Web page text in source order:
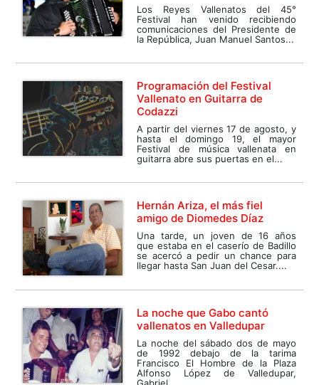
Los Reyes Vallenatos del 45°
Festival han venido recibiendo
comunicaciones del Presidente de
la República, Juan Manuel Santos...
Programación del Festival
Vallenato en Guitarra de
Codazzi
A partir del viernes 17 de agosto, y
hasta el domingo 19, el mayor
Festival de música vallenata en
guitarra abre sus puertas en el...
Hernán Ariza, el más fiel
amigo de Diomedes Díaz
Una tarde, un joven de 16 años
que estaba en el caserío de Badillo
se acercó a pedir un chance para
llegar hasta San Juan del Cesar....
La noche que Gabo cantó
vallenatos en Valledupar
La noche del sábado dos de mayo
de 1992 debajo de la tarima
Francisco El Hombre de la Plaza
Alfonso López de Valledupar,